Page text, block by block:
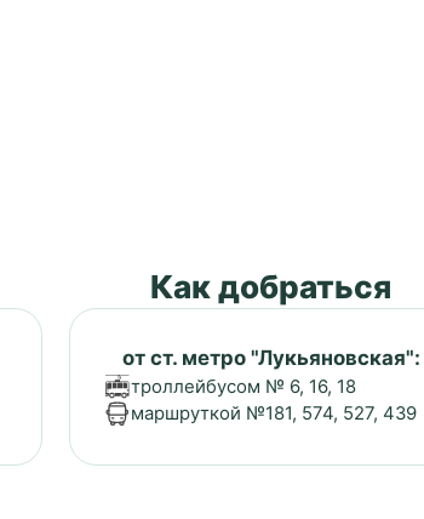
Как добраться
от ст. метро "Лукьяновская":
троллейбусом № 6, 16, 18
маршруткой №181, 574, 527, 439